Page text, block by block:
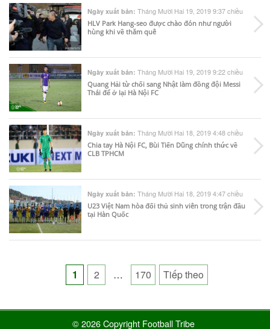
Ngày xuất bản: Tháng Mười Hai 19, 2019 9:37 chiều
HLV Park Hang-seo được chào đón như người
hùng khi về thăm quê
Ngày xuất bản: Tháng Mười Hai 19, 2019 9:22 chiều
Quang Hải từ chối sang Nhật làm đồng đội Messi
Thái để ở lại Hà Nội FC
Ngày xuất bản: Tháng Mười Hai 18, 2019 4:48 chiều
Chia tay Hà Nội FC, Bùi Tiến Dũng chính thức về
CLB TPHCM
Ngày xuất bản: Tháng Mười Hai 18, 2019 4:47 chiều
U23 Việt Nam hòa đối thủ sinh viên trong trận đầu
tại Hàn Quốc
Posts
pagination
1 2 … 170 Tiếp theo
© 2026 Copyright Football Tribe